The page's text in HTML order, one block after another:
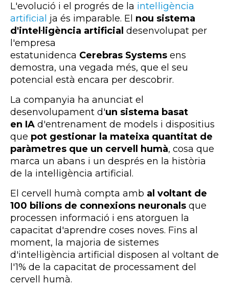
L'evolució i el progrés de la intel·ligència
artificial ja és imparable. El nou sistema
d'intel·ligència artificial desenvolupat per
l'empresa
estatunidenca Cerebras Systems ens
demostra, una vegada més, que el seu
potencial està encara per descobrir.
La companyia ha anunciat el
desenvolupament d'un sistema basat
en IA d'entrenament de models i dispositius
que pot gestionar la mateixa quantitat de
paràmetres que un cervell humà, cosa que
marca un abans i un després en la història
de la intel·ligència artificial.
El cervell humà compta amb al voltant de
100 bilions de connexions neuronals que
processen informació i ens atorguen la
capacitat d'aprendre coses noves. Fins al
moment, la majoria de sistemes
d'intel·ligència artificial disposen al voltant de
l'1% de la capacitat de processament del
cervell humà.